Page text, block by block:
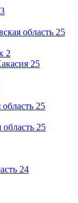
3
область 25
2
25
25
область 25
24